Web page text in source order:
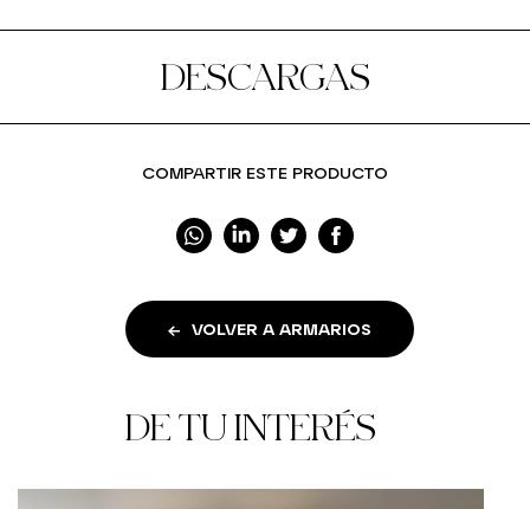
DESCARGAS
COMPARTIR ESTE PRODUCTO
VOLVER A ARMARIOS
DE TU INTERÉS